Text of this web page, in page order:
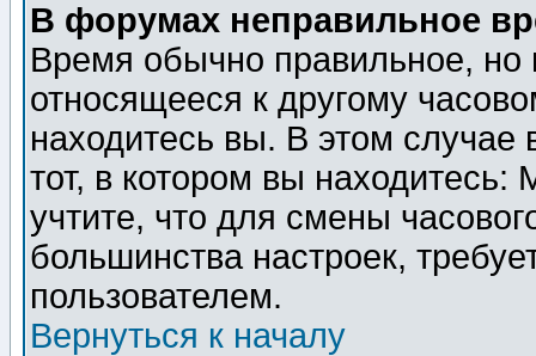
В форумах неправильное
Время обычно правильное,
относящееся к другому
находитесь вы. В этом
тот, в котором вы
учтите, что для смены
большинства настроек,
пользователем.
Вернуться к началу